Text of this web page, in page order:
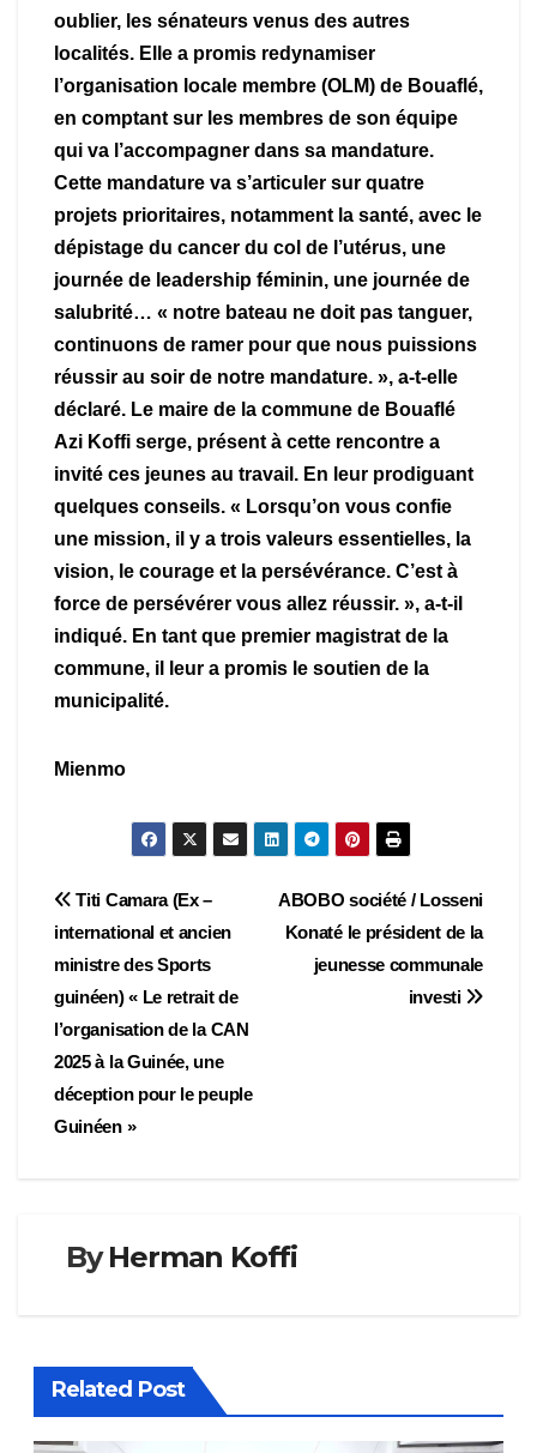
oublier, les sénateurs venus des autres
localités. Elle a promis redynamiser
l’organisation locale membre (OLM) de Bouaflé,
en comptant sur les membres de son équipe
qui va l’accompagner dans sa mandature.
Cette mandature va s’articuler sur quatre
projets prioritaires, notamment la santé, avec le
dépistage du cancer du col de l’utérus, une
journée de leadership féminin, une journée de
salubrité… « notre bateau ne doit pas tanguer,
continuons de ramer pour que nous puissions
réussir au soir de notre mandature. », a-t-elle
déclaré. Le maire de la commune de Bouaflé
Azi Koffi serge, présent à cette rencontre a
invité ces jeunes au travail. En leur prodiguant
quelques conseils. « Lorsqu’on vous confie
une mission, il y a trois valeurs essentielles, la
vision, le courage et la persévérance. C’est à
force de persévérer vous allez réussir. », a-t-il
indiqué. En tant que premier magistrat de la
commune, il leur a promis le soutien de la
municipalité.
Mienmo
Navigation
de
l’article
ABOBO société / Losseni
Konaté le président de la
jeunesse communale
investi
Titi Camara (Ex –
international et ancien
ministre des Sports
guinéen) « Le retrait de
l’organisation de la CAN
2025 à la Guinée, une
déception pour le peuple
Guinéen »
ByHerman Koffi
Related Post